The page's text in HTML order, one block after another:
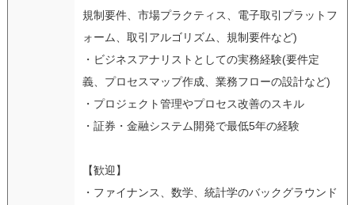
規制要件、市場プラクティス、電子取引プラットフ
ォーム、取引アルゴリズム、規制要件など)
・ビジネスアナリストとしての実務経験(要件定
義、プロセスマップ作成、業務フローの設計など)
・プロジェクト管理やプロセス改善のスキル
・証券・金融システム開発で最低5年の経験
【歓迎】
・ファイナンス、数学、統計学のバックグラウンド